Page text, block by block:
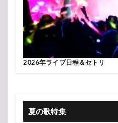
2026年ライブ日程＆セトリ
夏の歌特集